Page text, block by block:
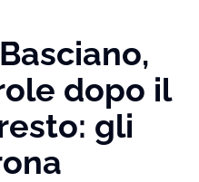
dopo il
gli